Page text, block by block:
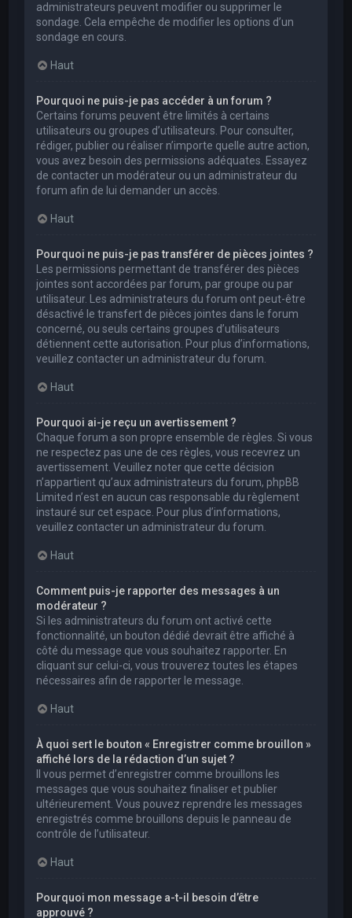
administrateurs peuvent modifier ou supprimer le
sondage. Cela empêche de modifier les options d’un
sondage en cours.
Haut
Pourquoi ne puis-je pas accéder à un forum ?
Certains forums peuvent être limités à certains
utilisateurs ou groupes d’utilisateurs. Pour consulter,
rédiger, publier ou réaliser n’importe quelle autre action,
vous avez besoin des permissions adéquates. Essayez
de contacter un modérateur ou un administrateur du
forum afin de lui demander un accès.
Haut
Pourquoi ne puis-je pas transférer de pièces jointes ?
Les permissions permettant de transférer des pièces
jointes sont accordées par forum, par groupe ou par
utilisateur. Les administrateurs du forum ont peut-être
désactivé le transfert de pièces jointes dans le forum
concerné, ou seuls certains groupes d’utilisateurs
détiennent cette autorisation. Pour plus d’informations,
veuillez contacter un administrateur du forum.
Haut
Pourquoi ai-je reçu un avertissement ?
Chaque forum a son propre ensemble de règles. Si vous
ne respectez pas une de ces règles, vous recevrez un
avertissement. Veuillez noter que cette décision
n’appartient qu’aux administrateurs du forum, phpBB
Limited n’est en aucun cas responsable du règlement
instauré sur cet espace. Pour plus d’informations,
veuillez contacter un administrateur du forum.
Haut
Comment puis-je rapporter des messages à un
modérateur ?
Si les administrateurs du forum ont activé cette
fonctionnalité, un bouton dédié devrait être affiché à
côté du message que vous souhaitez rapporter. En
cliquant sur celui-ci, vous trouverez toutes les étapes
nécessaires afin de rapporter le message.
Haut
À quoi sert le bouton « Enregistrer comme brouillon »
affiché lors de la rédaction d’un sujet ?
Il vous permet d’enregistrer comme brouillons les
messages que vous souhaitez finaliser et publier
ultérieurement. Vous pouvez reprendre les messages
enregistrés comme brouillons depuis le panneau de
contrôle de l’utilisateur.
Haut
Pourquoi mon message a-t-il besoin d’être
approuvé ?